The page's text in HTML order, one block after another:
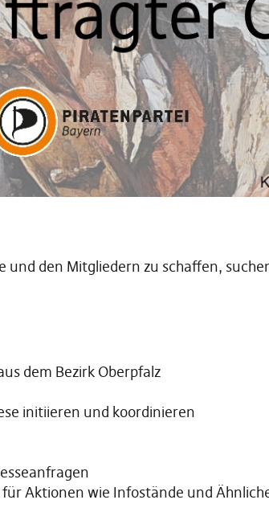
und den Mitgliedern zu schaffen,
dem Bezirk Oberpfalz
initiieren und koordinieren
Aktionen wie Infostände und